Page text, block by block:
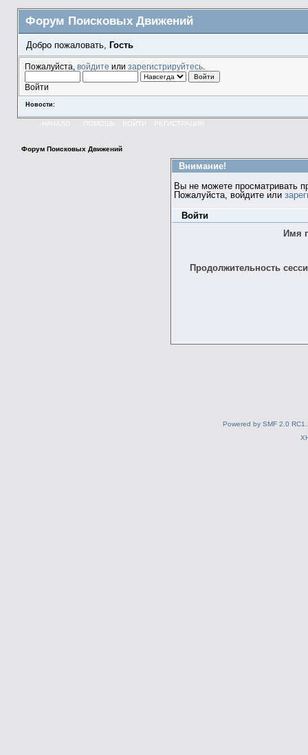
Форум Поисковых Движений
Добро пожаловать, Гость
Пожалуйста, войдите или зарегистрируйтесь.
Войти
Новости:
НАЧАЛО ПОМОЩЬ ВОЙТИ РЕГИСТРАЦИЯ
Форум Поисковых Движений
Внимание!
Вы не можете просматривать
Пожалуйста, войдите или
Войти
Имя
Продолжительность
Powered by SMF 2.0